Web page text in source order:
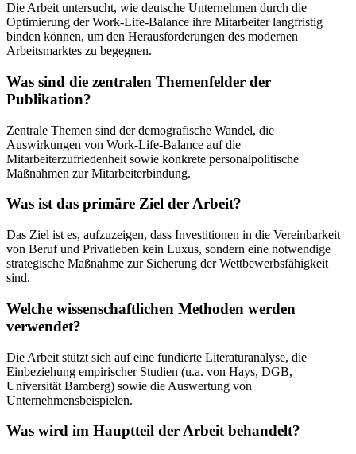
Die Arbeit untersucht, wie deutsche Unternehmen durch die
Optimierung der Work-Life-Balance ihre Mitarbeiter langfristig
binden können, um den Herausforderungen des modernen
Arbeitsmarktes zu begegnen.
Was sind die zentralen Themenfelder der
Publikation?
Zentrale Themen sind der demografische Wandel, die
Auswirkungen von Work-Life-Balance auf die
Mitarbeiterzufriedenheit sowie konkrete personalpolitische
Maßnahmen zur Mitarbeiterbindung.
Was ist das primäre Ziel der Arbeit?
Das Ziel ist es, aufzuzeigen, dass Investitionen in die Vereinbarkeit
von Beruf und Privatleben kein Luxus, sondern eine notwendige
strategische Maßnahme zur Sicherung der Wettbewerbsfähigkeit
sind.
Welche wissenschaftlichen Methoden werden
verwendet?
Die Arbeit stützt sich auf eine fundierte Literaturanalyse, die
Einbeziehung empirischer Studien (u.a. von Hays, DGB,
Universität Bamberg) sowie die Auswertung von
Unternehmensbeispielen.
Was wird im Hauptteil der Arbeit behandelt?